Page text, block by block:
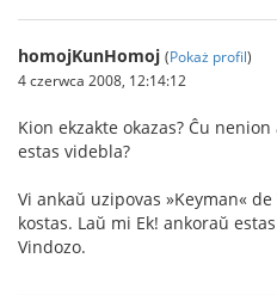
homojKunHomoj (Pokaż profil)
4 czerwca 2008, 12:14:12
Kion ekzakte okazas? Ĉu
estas videbla?
Vi ankaŭ uzipovas »Keyman«
kostas. Laŭ mi Ek! ankoraŭ
Vindozo.